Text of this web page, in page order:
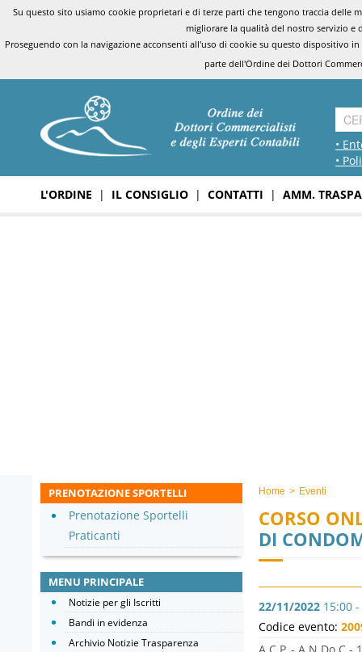
Su questo sito usiamo cookie proprietari e di terze parti che tengono traccia
migliorare la qualità del nostro servizio e
Proseguendo con la navigazione acconsenti all'uso di cookie su questo dispositivo
parte dell'Ordine dei Dottori
•
•
L'ORDINE | IL CONSIGLIO | CONTATTI | AMM.
Home > Eventi
CORSO
DI
22/11/2022 15:00
Codice evento:
PRENOTAZIONE SPORTELLI
Prenotazione Sportelli
Praticanti
MENU PRINCIPALE
Notizie per gli Iscritti
Bandi in evidenza
Archivio Notizie Trasparenza